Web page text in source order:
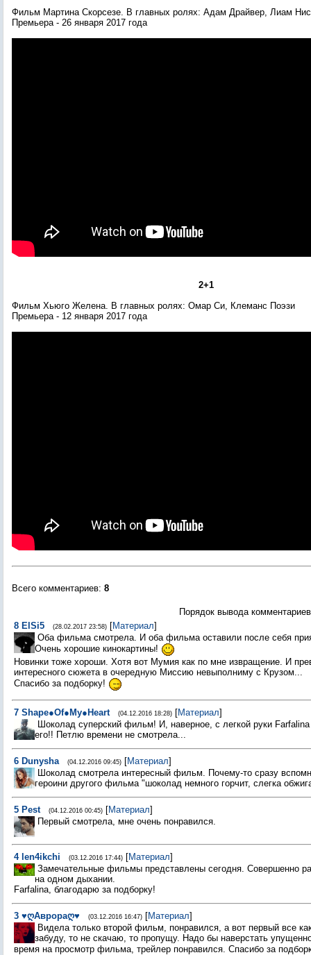
Фильм Мартина Скорсезе . В главных ролях: Адам Драйвер, Лиам
Премьера - 26 января 2017 года
2+1
Фильм Хьюго Желена . В главных ролях: Омар Си, Клеманс Поэзи
Премьера - 12 января 2017 года
Всего комментариев: 8
Порядок вывода
8 ElSi5 (28.02.2017 23:58) [Материал]
Оба фильма смотрела. И оба фильма оставили после себя
Очень хорошие кинокартины!
Новинки тоже хороши. Хотя вот Мумия как по мне извращение. И
интересного сюжета в очередную Миссию невыполниму с Крузом...
Спасибо за подборку!
7 Shape●Of●My●Heart (04.12.2016 18:28) [Материал]
Шоколад суперский фильм! И, наверное, с легкой руки
его!! Петлю времени не смотрела...
6 Dunysha (04.12.2016 09:45) [Материал]
Шоколад смотрела интересный фильм. Почему-то сразу
героини другого фильма "шоколад немного горчит, слегка
5 Pest (04.12.2016 00:45) [Материал]
Первый смотрела, мне очень понравился.
4 len4ikchi (03.12.2016 17:44) [Материал]
Замечательные фильмы представлены сегодня. Совершенно
на одном дыхании.
Farfalina, благодарю за подборку!
3 ♥ღАврораღ♥ (03.12.2016 16:47) [Материал]
Видела только второй фильм, понравился, а вот первый все
забуду, то не скачаю, то пропущу. Надо бы наверстать
время на просмотр фильма, трейлер понравился. Спасибо за